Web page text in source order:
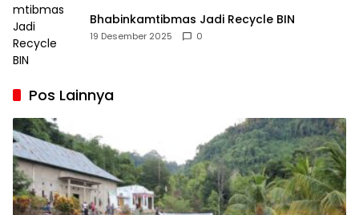
Bhabinkamtibmas Jadi Recycle BIN
19 Desember 2025 0
Pos Lainnya